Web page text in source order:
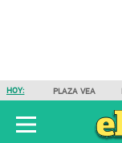
HOY: PLAZA VEA